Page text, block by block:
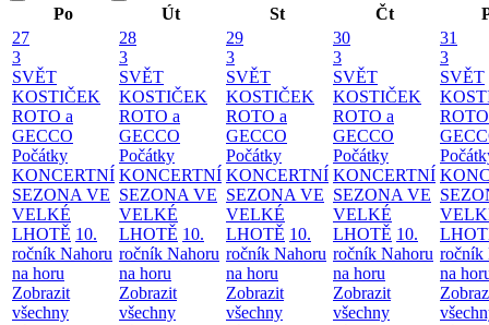
Po
Út St Čt
27
3
SVĚT
KOSTIČEK
ROTO a
GECCO
Počátky
KONCERTNÍ
SEZONA VE
VELKÉ
LHOTĚ 10.
ročník Nahoru
na horu
Zobrazit
všechny
28
3
SVĚT
KOSTIČEK
ROTO a
GECCO
Počátky
KONCERTNÍ
SEZONA VE
VELKÉ
LHOTĚ 10.
ročník Nahoru
na horu
Zobrazit
všechny
29
3
SVĚT
KOSTIČEK
ROTO a
GECCO
Počátky
KONCERTNÍ
SEZONA VE
VELKÉ
LHOTĚ 10.
ročník Nahoru
na horu
Zobrazit
všechny
30
3
SVĚT
KOSTIČEK
ROTO a
GECCO
Počátky
KONCERTNÍ
SEZONA VE
VELKÉ
LHOTĚ 10.
ročník Nahoru
na horu
Zobrazit
všechny
31
3
SVĚT
ročník
na